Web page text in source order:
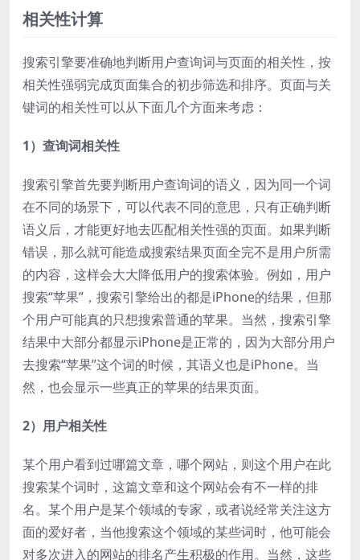
相关性计算
搜索引擎要准确地判断用户查询词与页面的相关性，按
相关性强弱完成页面集合的初步筛选和排序。页面与关
键词的相关性可以从下面几个方面来考虑：
1）查询词相关性
搜索引擎首先要判断用户查询词的语义，因为同一个词
在不同的场景下，可以代表不同的意思，只有正确判断
语义后，才能更好地去匹配相关性强的页面。如果判断
错误，那么就可能造成搜索结果页面全完不是用户所需
的内容，这样会大大降低用户的搜索体验。例如，用户
搜索“苹果”，搜索引擎给出的都是iPhone的结果，但那
个用户可能真的只想搜索普通的苹果。当然，搜索引擎
结果中大部分都显示iPhone是正常的，因为大部分用户
去搜索“苹果”这个词的时候，其语义也是iPhone。当
然，也会显示一些真正的苹果的结果页面。
2）用户相关性
某个用户看到过哪篇文章，哪个网站，则这个用户在此
搜索某个词时，这篇文章和这个网站会有不一样的排
名。某个用户是某个领域的专家，或者说经常关注这方
面的爱好者，当他搜索这个领域的某些词时，他可能会
对多次进入的网站的排名产生积极的作用。当然，这些